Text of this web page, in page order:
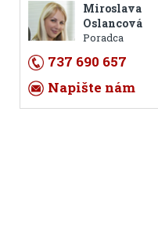
Miroslava
Oslancová
Poradca
737 690 657
Napište nám